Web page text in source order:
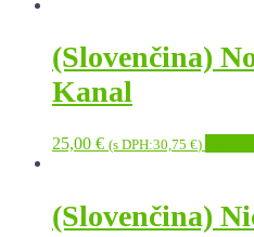
(Slovenčina)
Kanal
25,00 € (s DPH:30,75 €)
(Slovenčina)